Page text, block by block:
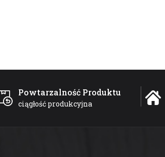
Powtarzalność Produktu
ciągłość produkcyjna